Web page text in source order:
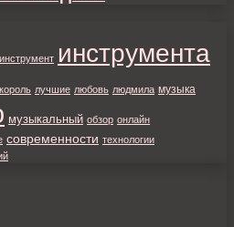
инструмент инструмента
король лучшие любовь людмила музыка
музыкальный обзор онлайн
современности технологии